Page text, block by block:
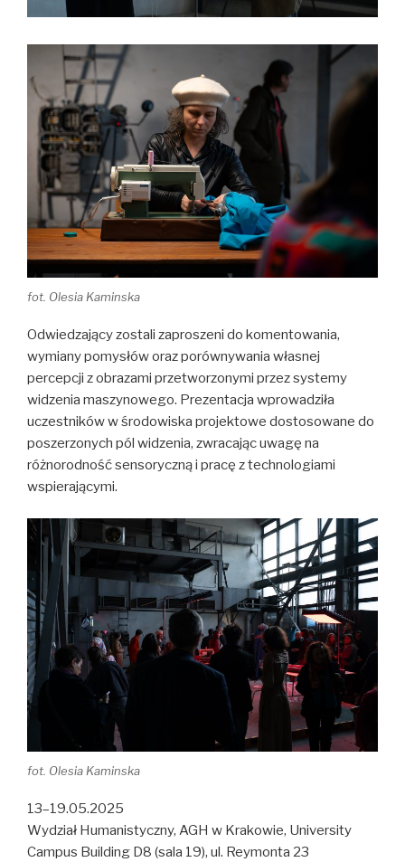
fot. Olesia Kaminska
Odwiedzający zostali zaproszeni do komentowania,
wymiany pomysłów oraz porównywania własnej
percepcji z obrazami przetworzonymi przez systemy
widzenia maszynowego. Prezentacja wprowadziła
uczestników w środowiska projektowe dostosowane do
poszerzonych pól widzenia, zwracając uwagę na
różnorodność sensoryczną i pracę z technologiami
wspierającymi.
fot. Olesia Kaminska
13–19.05.2025
Wydział Humanistyczny, AGH w Krakowie, University
Campus Building D8 (sala 19), ul. Reymonta 23